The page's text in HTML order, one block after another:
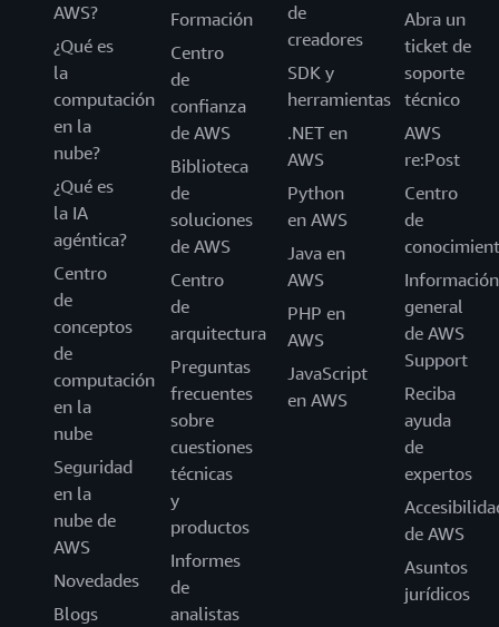
AWS?
¿Qué es
la
computación
en la
nube?
¿Qué es
la IA
agéntica?
Centro
de
conceptos
de
computación
en la
nube
Seguridad
en la
nube de
AWS
Novedades
Blogs
Formación
Centro
de
confianza
de AWS
Biblioteca
de
soluciones
de AWS
Centro
de
arquitectura
Preguntas
frecuentes
sobre
cuestiones
técnicas
y
productos
Informes
de
analistas
de
creadores
SDK y
herramientas
.NET en
AWS
Python
en AWS
Java en
AWS
PHP en
AWS
JavaScript
en AWS
Abra un
ticket de
soporte
técnico
AWS
re:Post
Centro
de
Información
general
de AWS
Support
Reciba
ayuda
de
expertos
de AWS
Asuntos
jurídicos